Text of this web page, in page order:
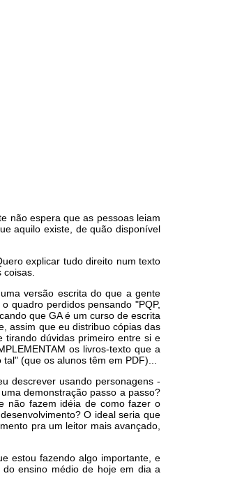
não espera que as pessoas leiam
aquilo existe, de quão disponível
explicar tudo direito num texto
versão escrita do que a gente
quadro perdidos pensando "PQP,
que GA é um curso de escrita
assim que eu distribuo cópias das
tirando dúvidas primeiro entre si e
os livros-texto que a
(que os alunos têm em PDF)...
descrever usando personagens -
demonstração passo a passo?
não fazem idéia de como fazer o
O ideal seria que
pra um leitor mais avançado,
estou fazendo algo importante, e
ensino médio de hoje em dia a